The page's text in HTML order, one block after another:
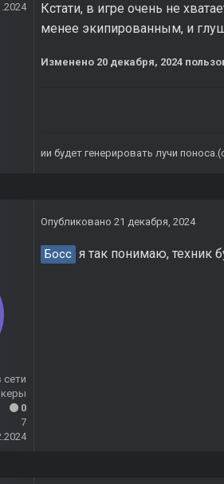
Кстати, в игре очень не
менее экипированным, и
Изменено 20 декабря, 2024
ии будет генерировать лучи
сети
0
7
Опубликовано 21 декабря, 2024
Босс я так понимаю, техник